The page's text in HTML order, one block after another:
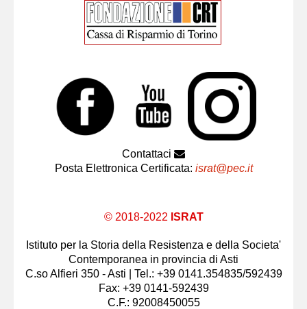
Contattaci
Posta Elettronica Certificata: israt@pec.it
© 2018-2022 ISRAT
Istituto per la Storia della Resistenza e della Societa'
Contemporanea in provincia di Asti
C.so Alfieri 350 - Asti | Tel.: +39 0141.354835/592439
Fax: +39 0141-592439
C.F.: 92008450055